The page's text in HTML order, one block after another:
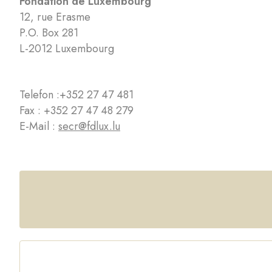
12, rue Erasme
P.O. Box 281
L-2012 Luxembourg
Telefon :+352 27 47 481
Fax : +352 27 47 48 279
E-Mail : secr@fdlux.lu